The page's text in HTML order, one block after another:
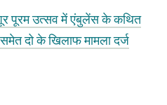
पूरम उत्सव में एंबुलेंस के कथित
दो के खिलाफ मामला दर्ज